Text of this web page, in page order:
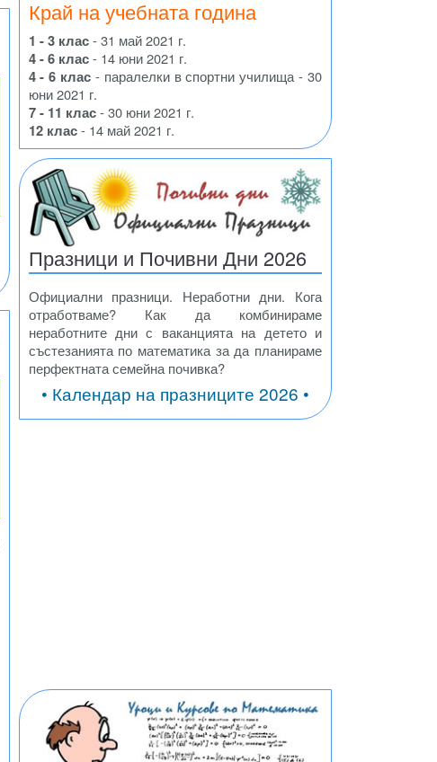
Край на учебната година
1 - 3 клас- 31 май 2021 г.
4 - 6 клас- 14 юни 2021 г.
4 - 6 клас - паралелки в спортни училища - 30
юни 2021 г.
7 - 11 клас- 30 юни 2021 г.
12 клас- 14 май 2021 г.
Празници и Почивни Дни 2026
Официални празници. Неработни дни. Кога
отработваме? Как да комбинираме
неработните дни с ваканцията на детето и
състезанията по математика за да планираме
перфектната семейна почивка?
• Календар на празниците 2026 •